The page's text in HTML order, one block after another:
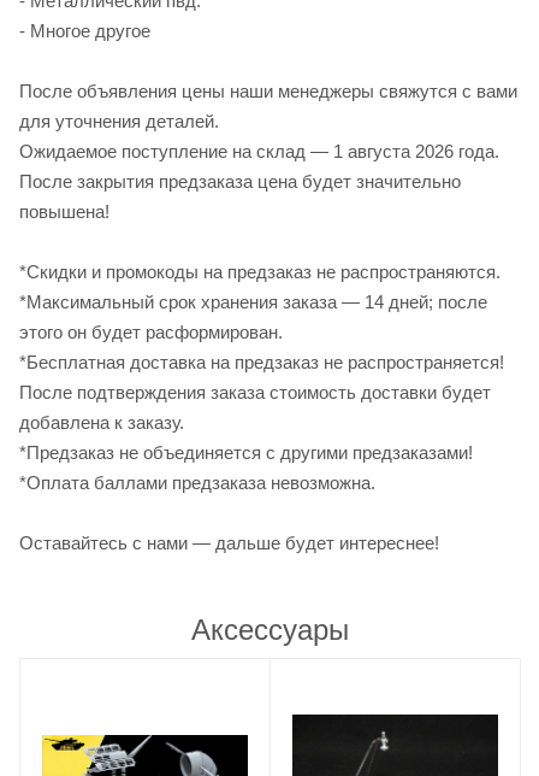
- Многое другое
После объявления цены наши менеджеры свяжутся с вами
для уточнения деталей.
Ожидаемое поступление на склад — 1 августа 2026 года.
После закрытия предзаказа цена будет значительно
повышена!
*Скидки и промокоды на предзаказ не распространяются.
*Максимальный срок хранения заказа — 14 дней; после
этого он будет расформирован.
*Бесплатная доставка на предзаказ не распространяется!
После подтверждения заказа стоимость доставки будет
добавлена к заказу.
*Предзаказ не объединяется с другими предзаказами!
*Оплата баллами предзаказа невозможна.
Оставайтесь с нами — дальше будет интереснее!
Аксессуары